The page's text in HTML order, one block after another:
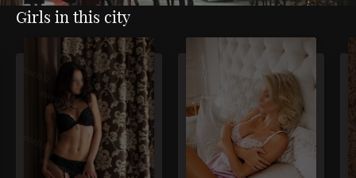
Girls in this city
3